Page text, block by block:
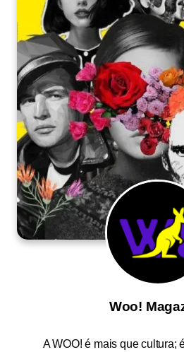
Woo!
AWOO! é mais que cultura;